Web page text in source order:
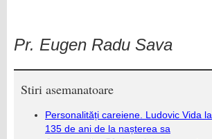
Pr. Eugen Radu Sava
Stiri asemanatoare
Personalități careiene. Ludovic Vida la
135 de ani de la nașterea sa